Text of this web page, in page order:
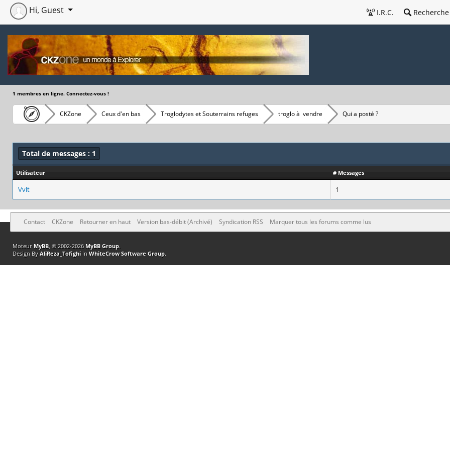
I.R.C. Recherche
Hi, Guest
1 membres en ligne. Connectez-vous !
CKZone Ceux d'en bas Troglodytes et Souterrains refuges troglo à vendre Qui a posté ?
Total de messages : 1
Utilisateur # Messages
Vvlt 1
Contact CKZone Retourner en haut Version bas-débit (Archivé) Syndication RSS Marquer tous les forums comme lus
Moteur MyBB, © 2002-2026 MyBB Group.
Design By AliReza_TofighiIn WhiteCrow Software Group.